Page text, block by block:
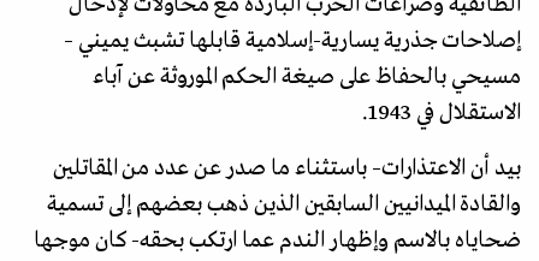
إصلاحات جذرية يسارية-إسلامية قابلها تشبث يميني –
مسيحي بالحفاظ على صيغة الحكم الموروثة عن آباء
الاستقلال في 1943.
بيد أن الاعتذارات– باستثناء ما صدر عن عدد من المقاتلين
والقادة الميدانيين السابقين الذين ذهب بعضهم إلى تسمية
ضحاياه بالاسم وإظهار الندم عما ارتكب بحقه- كان موجها